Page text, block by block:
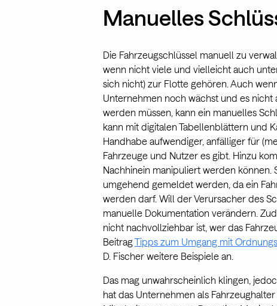
Manuelles
Die Fahrzeugschlüssel manuell zu
wenn nicht viele und vielleicht auch
sich nicht) zur Flotte gehören. Auch
Unternehmen noch wächst und es nicht
werden müssen, kann ein manuelles
kann mit digitalen Tabellenblättern und
Handhabe aufwendiger, anfälliger für
Fahrzeuge und Nutzer es gibt. Hinzu
Nachhinein manipuliert werden können.
umgehend gemeldet werden, da ein
werden darf. Will der Verursacher des
manuelle Dokumentation verändern.
nicht nachvollziehbar ist, wer das
BeitragTipps zum Umgang mit
D. Fischer weitere Beispiele an.
Das mag unwahrscheinlich klingen,
hat das Unternehmen als